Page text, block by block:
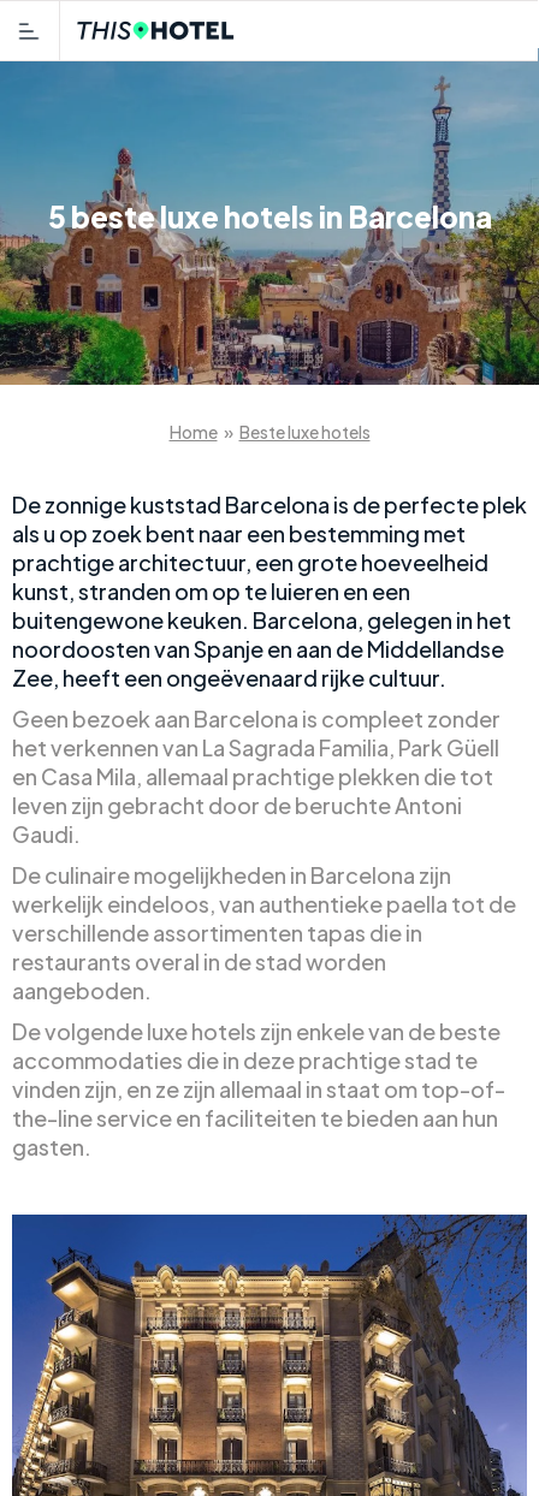
5 beste luxe hotels in Barcelona
Home » Beste luxe hotels
De zonnige kuststad Barcelona is de perfecte plek
als u op zoek bent naar een bestemming met
prachtige architectuur, een grote hoeveelheid
kunst, stranden om op te luieren en een
buitengewone keuken. Barcelona, gelegen in het
noordoosten van Spanje en aan de Middellandse
Zee, heeft een ongeëvenaard rijke cultuur.
Geen bezoek aan Barcelona is compleet zonder
het verkennen van La Sagrada Familia, Park Güell
en Casa Mila, allemaal prachtige plekken die tot
leven zijn gebracht door de beruchte Antoni
Gaudi.
De culinaire mogelijkheden in Barcelona zijn
werkelijk eindeloos, van authentieke paella tot de
verschillende assortimenten tapas die in
restaurants overal in de stad worden
aangeboden.
De volgende luxe hotels zijn enkele van de beste
accommodaties die in deze prachtige stad te
vinden zijn, en ze zijn allemaal in staat om top-of-
the-line service en faciliteiten te bieden aan hun
gasten.